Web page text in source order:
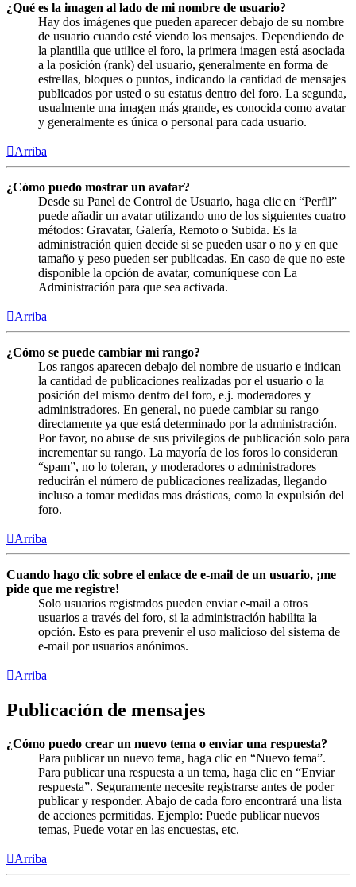
¿Qué es la imagen al lado de mi nombre de usuario?
Hay dos imágenes que pueden aparecer debajo de su nombre
de usuario cuando esté viendo los mensajes. Dependiendo de
la plantilla que utilice el foro, la primera imagen está asociada
a la posición (rank) del usuario, generalmente en forma de
estrellas, bloques o puntos, indicando la cantidad de mensajes
publicados por usted o su estatus dentro del foro. La segunda,
usualmente una imagen más grande, es conocida como avatar
y generalmente es única o personal para cada usuario.
Arriba
¿Cómo puedo mostrar un avatar?
Desde su Panel de Control de Usuario, haga clic en “Perfil”
puede añadir un avatar utilizando uno de los siguientes cuatro
métodos: Gravatar, Galería, Remoto o Subida. Es la
administración quien decide si se pueden usar o no y en que
tamaño y peso pueden ser publicadas. En caso de que no este
disponible la opción de avatar, comuníquese con La
Administración para que sea activada.
Arriba
¿Cómo se puede cambiar mi rango?
Los rangos aparecen debajo del nombre de usuario e indican
la cantidad de publicaciones realizadas por el usuario o la
posición del mismo dentro del foro, e.j. moderadores y
administradores. En general, no puede cambiar su rango
directamente ya que está determinado por la administración.
Por favor, no abuse de sus privilegios de publicación solo para
incrementar su rango. La mayoría de los foros lo consideran
“spam”, no lo toleran, y moderadores o administradores
reducirán el número de publicaciones realizadas, llegando
incluso a tomar medidas mas drásticas, como la expulsión del
foro.
Arriba
Cuando hago clic sobre el enlace de e-mail de un usuario, ¡me
pide que me registre!
Solo usuarios registrados pueden enviar e-mail a otros
usuarios a través del foro, si la administración habilita la
opción. Esto es para prevenir el uso malicioso del sistema de
e-mail por usuarios anónimos.
Arriba
Publicación de mensajes
¿Cómo puedo crear un nuevo tema o enviar una respuesta?
Para publicar un nuevo tema, haga clic en “Nuevo tema”.
Para publicar una respuesta a un tema, haga clic en “Enviar
respuesta”. Seguramente necesite registrarse antes de poder
publicar y responder. Abajo de cada foro encontrará una lista
de acciones permitidas. Ejemplo: Puede publicar nuevos
temas, Puede votar en las encuestas, etc.
Arriba